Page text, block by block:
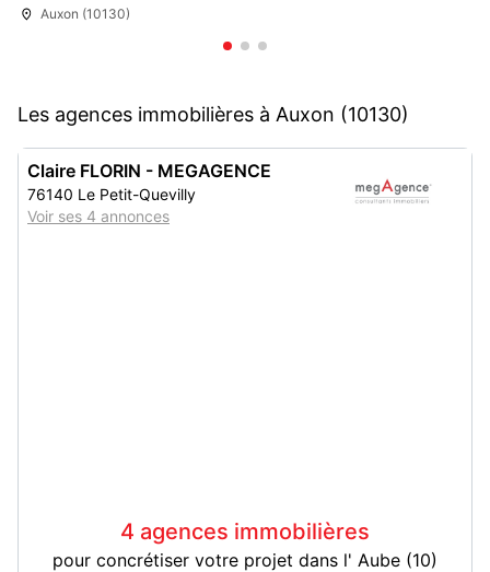
Auxon (10130)
Les agences immobilières à Auxon (10130)
Claire FLORIN - MEGAGENCE
76140 Le Petit-Quevilly
Voir ses 4 annonces
4 agences immobilières
pour concrétiser votre projet dans l' Aube (10)